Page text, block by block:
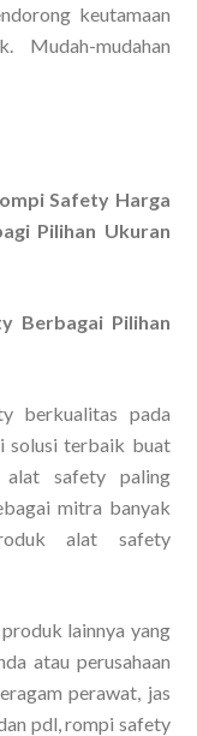
keutamaan
Mudah-mudahan
Safety Harga
Pilihan Ukuran
Berbagai Pilihan
berkualitas pada
solusi terbaik buat
safety paling
mitra banyak
alat safety
lainnya yang
atau perusahaan
perawat, jas
pdl, rompi safety